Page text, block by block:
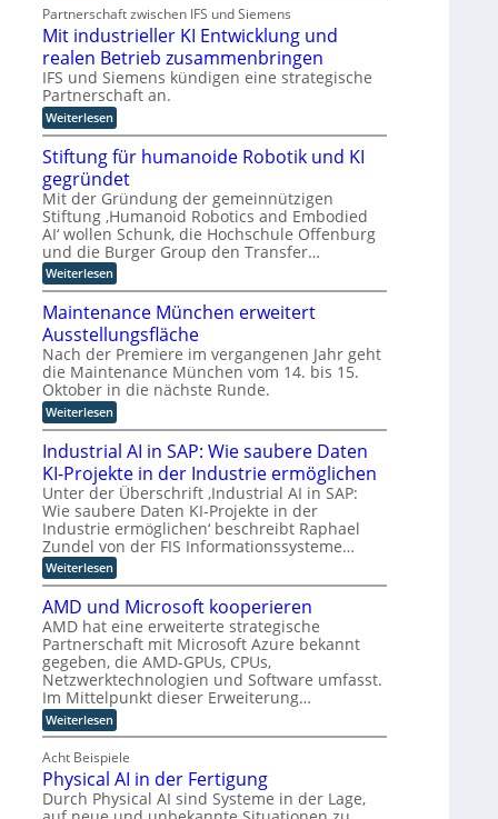
i
c
h
e
r
I
t
e
l
g
e
z
z
u
o
p
t
m
i
r
t
e
n
L
o
g
i
s
t
i
k
p
r
o
r
D
A
C
H
-
I
n
d
u
s
t
r
i
z
u
s
t
a
t
t
k
l
a
s
s
i
s
c
h
e
Z
e
r
i
f
z
i
e
r
u
n
g
s
v
r
f
a
h
r
e
n
a
t
t
f
o
r
m
I
n
d
u
s
t
r
e
4
.
r
i
c
h
t
e
t
F
o
k
u
s
u
f
i
n
d
u
s
t
r
i
e
l
l
e
K
I
Partnerschaft zwischen IFS und Siemens
Mit industrieller KI Entwicklung und
realen Betrieb zusammenbringen
IFS und Siemens kündigen eine strategische
Partnerschaft an.
Weiterlesen:
M
i
t
i
n
d
u
s
t
r
i
l
l
e
r
K
I
E
n
w
i
c
k
l
u
n
g
u
n
d
r
e
a
l
e
n
B
e
t
i
e
Stiftung für humanoide Robotik und KI
gegründet
Mit der Gründung der gemeinnützigen
Stiftung ‚Humanoid Robotics and Embodied
AI‘ wollen Schunk, die Hochschule Offenburg
und die Burger Group den Transfer…
Weiterlesen:
S
i
f
t
u
n
g
f
ü
h
u
m
a
n
o
i
d
e
R
o
b
o
t
i
k
u
n
d
K
g
e
Maintenance München erweitert
Ausstellungsfläche
Nach der Premiere im vergangenen Jahr geht
die Maintenance München vom 14. bis 15.
Oktober in die nächste Runde.
Weiterlesen:
M
a
i
n
t
n
a
n
c
e
M
ü
n
c
h
e
n
e
r
w
e
t
e
r
Industrial AI in SAP: Wie saubere Daten
KI-Projekte in der Industrie ermöglichen
Unter der Überschrift ‚Industrial AI in SAP:
Wie saubere Daten KI-Projekte in der
Industrie ermöglichen‘ beschreibt Raphael
Zundel von der FIS Informationssysteme…
Weiterlesen:
I
n
d
u
s
t
r
i
a
l
A
I
n
S
A
AMD und Microsoft kooperieren
AMD hat eine erweiterte strategische
Partnerschaft mit Microsoft Azure bekannt
gegeben, die AMD-GPUs, CPUs,
Netzwerktechnologien und Software umfasst.
Im Mittelpunkt dieser Erweiterung…
Weiterlesen:
A
M
D
u
n
d
Acht Beispiele
Physical AI in der Fertigung
Durch Physical AI sind Systeme in der Lage,